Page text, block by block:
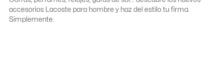
accesorios Lacoste para hombre y haz del estilo tu firma.
Simplemente.